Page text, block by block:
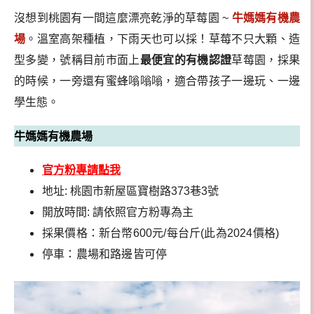
沒想到桃園有一間這麼漂亮乾淨的草莓園 ~ 牛媽媽有機農
場 。溫室高架種植，下雨天也可以採！草莓不只大顆、造
型多變，號稱目前市面上 最便宜的有機認證草莓園，採果
的時候，一旁還有蜜蜂嗡嗡嗡，適合帶孩子一邊玩、一邊
學生態。
牛媽媽有機農場
官方粉專請點我
地址: 桃園市新屋區寶樹路373巷3號
開放時間: 請依照官方粉專為主
採果價格：新台幣600元/每台斤(此為2024價格)
停車：農場和路邊皆可停